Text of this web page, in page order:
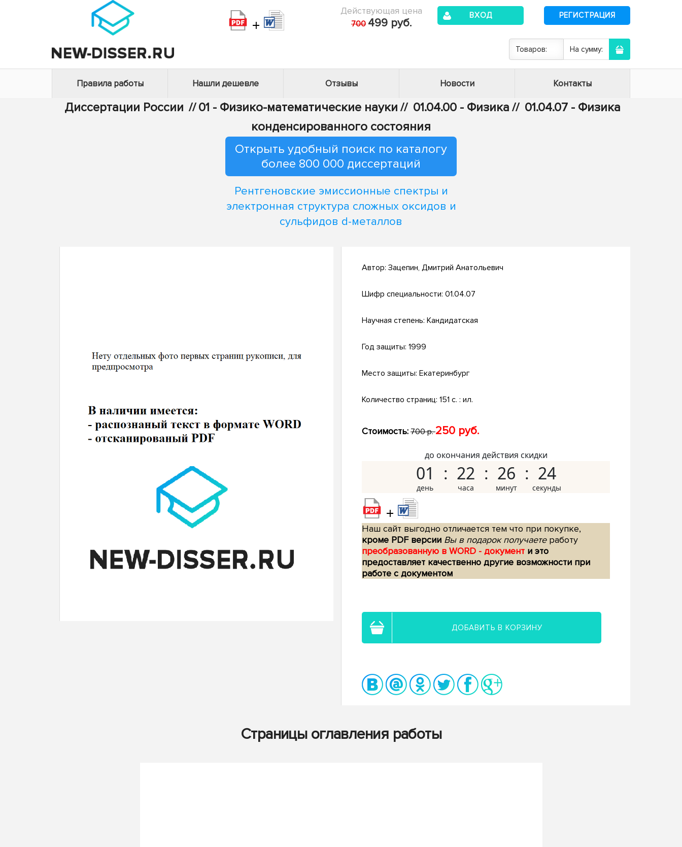
+
Действующая цена
700 499 руб.
ВХОД РЕГИСТРАЦИЯ
Товаров: На сумму:
Правила работы Нашли дешевле Отзывы Новости Контакты
Диссертации России // 01 - Физико-математические науки // 01.04.00 - Физика // 01.04.07 - Физика
конденсированного состояния
Открыть удобный поиск по каталогу
более 800 000 диссертаций
Рентгеновские эмиссионные спектры и
электронная структура сложных оксидов и
сульфидов d-металлов
Автор: Зацепин, Дмитрий Анатольевич
Шифр специальности: 01.04.07
Научная степень: Кандидатская
Год защиты: 1999
Место защиты: Екатеринбург
Количество страниц: 151 с. : ил.
Стоимость: 700 р.250 руб.
до окончания действия скидки
01 22 26 23
+
Наш сайт выгодно отличается тем что при покупке,
кроме PDF версии Вы в подарок получаетеработу
преобразованную в WORD - документ и это
предоставляет качественно другие возможности при
работе с документом
ДОБАВИТЬ В КОРЗИНУ
Страницы оглавления работы